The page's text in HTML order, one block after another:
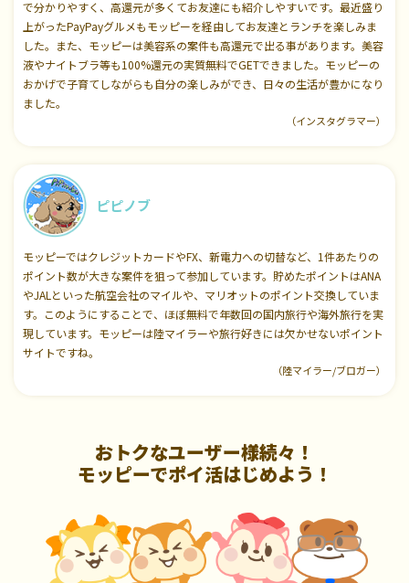
で分かりやすく、高還元が多くてお友達にも紹介しやすいです。最近盛り
上がったPayPayグルメもモッピーを経由してお友達とランチを楽しみま
した。また、モッピーは美容系の案件も高還元で出る事があります。美容
液やナイトブラ等も100%還元の実質無料でGETできました。モッピーの
おかげで子育てしながらも自分の楽しみができ、日々の生活が豊かになり
ました。
（インスタグラマー）
ピピノブ
モッピーではクレジットカードやFX、新電力への切替など、1件あたりの
ポイント数が大きな案件を狙って参加しています。貯めたポイントはANA
やJALといった航空会社のマイルや、マリオットのポイント交換していま
す。このようにすることで、ほぼ無料で年数回の国内旅行や海外旅行を実
現しています。モッピーは陸マイラーや旅行好きには欠かせないポイント
サイトですね。
（陸マイラー/ブロガー）
おトクなユーザー様続々！
モッピーでポイ活はじめよう！